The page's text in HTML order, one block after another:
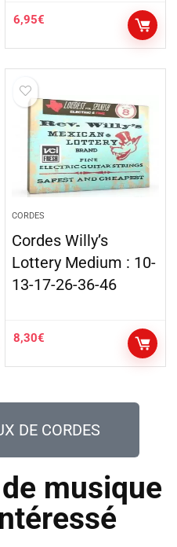
6,95€
CORDES
Cordes Willy’s
Lottery Medium : 10-
13-17-26-36-46
8,30€
DE CORDES
musique